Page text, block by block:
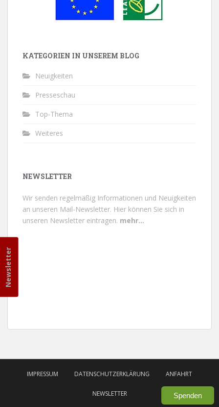
KATEGORIEN IN UNSEREM BLOG
Neuigkeiten
Presseschau
Top-Thema
Weiteres
NEWSLETTER
Newsletter
Wir senden regelmäßig Informationen und Neuigkeiten
an unseren Mail-Newsletter. Hier können Sie sich in
unseren Newsletter eintragen. mehr...
IMPRESSUM DATENSCHUTZERKLÄRUNG ANFAHRT
NEWSLETTER Spenden